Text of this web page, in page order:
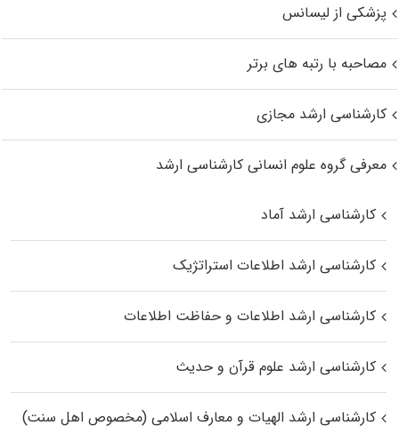
پزشکی از لیسانس
مصاحبه با رتبه های برتر
کارشناسی ارشد مجازی
معرفی گروه علوم انسانی کارشناسی ارشد
کارشناسی ارشد آماد
کارشناسی ارشد اطلاعات استراتژیک
کارشناسی ارشد اطلاعات و حفاظت اطلاعات
کارشناسی ارشد علوم قرآن و حدیث
کارشناسی ارشد الهیات و معارف اسلامی (مخصوص اهل سنت)